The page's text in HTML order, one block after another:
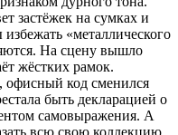
застёжек на сумках и
«металлического
На сцену вышло
жёстких рамок.
офисный код сменился
быть декларацией о
самовыражения. А
всю свою коллекцию